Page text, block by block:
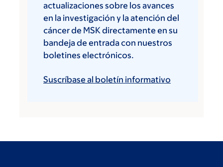
actualizaciones sobre los avances
en la investigación y la atención del
cáncer de MSK directamente en su
bandeja de entrada con nuestros
boletines electrónicos.
Suscríbase al boletín informativo